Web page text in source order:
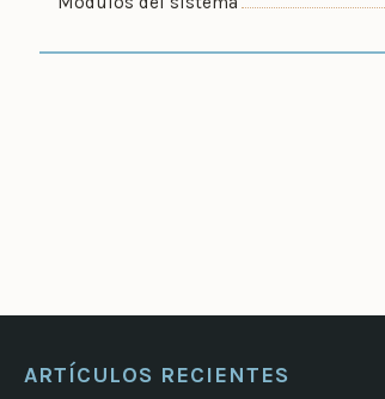
ARTÍCULOS RECIENTES